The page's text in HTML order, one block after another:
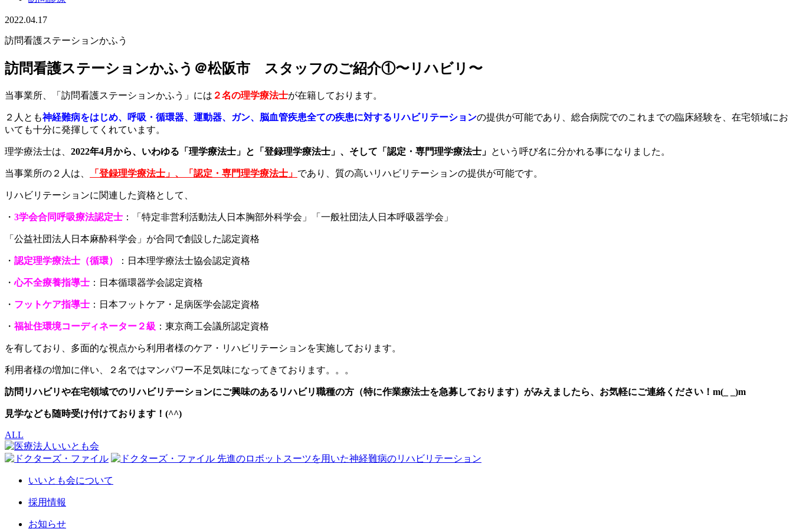
2022.04.17
訪問看護ステーションかふう
訪問看護ステーションかふう＠松阪市 スタッフのご紹介①〜リハビリ〜
当事業所、「訪問看護ステーションかふう」には ２名の理学療法士が在籍しております。
２人とも神経難病をはじめ、呼吸・循環器、運動器、ガン、脳血管疾患全ての疾患に対するリハビリテーションの提供が可能であり、総合病院でのこれまでの臨床経験を、在宅領域にお
いても十分に発揮してくれています。
理学療法士は、 2022年4月から、いわゆる「理学療法士」と「登録理学療法士」、そして「認定・専門理学療法士」 という呼び名に分かれる事になりました。
当事業所の２人は、 「登録理学療法士」、「認定・専門理学療法士」 であり、質の高いリハビリテーションの提供が可能です。
リハビリテーションに関連した資格として、
・ 3学会合同呼吸療法認定士 ：「特定非営利活動法人日本胸部外科学会」「一般社団法人日本呼吸器学会」
「公益社団法人日本麻酔科学会」が合同で創設した認定資格
・ 認定理学療法士（循環） ：日本理学療法士協会認定資格
・心不全療養指導士 ：日本循環器学会認定資格
・ フットケア指導士 ：日本フットケア・足病医学会認定資格
・福祉住環境コーディネーター２級 ：東京商工会議所認定資格
を有しており、多面的な視点から利用者様のケア・リハビリテーションを実施しております。
利用者様の増加に伴い、２名ではマンパワー不足気味になってきております。。。
訪問リハビリや在宅領域でのリハビリテーションにご興味のあるリハビリ職種の方（特に作業療法士を急募しております）がみえましたら、お気軽にご連絡ください！m(_ _)m
見学なども随時受け付けております！(^^)
ALL
いいとも会について
採用情報
お知らせ